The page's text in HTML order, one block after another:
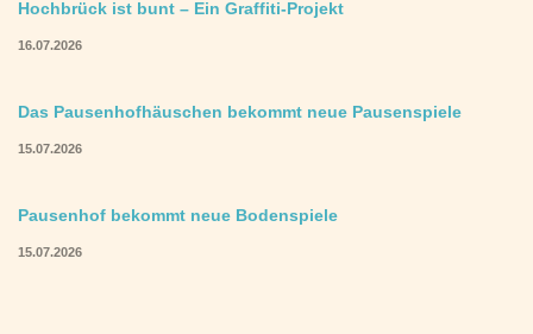
Hochbrück ist bunt – Ein Graffiti-Projekt
16.07.2026
Das Pausenhofhäuschen bekommt neue Pausenspiele
15.07.2026
Pausenhof bekommt neue Bodenspiele
15.07.2026